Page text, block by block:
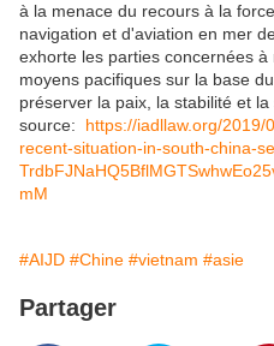
à la menace du recours à la
navigation et d'aviation en mer
exhorte les parties concernées
moyens pacifiques sur la base
préserver la paix, la stabilité et la
source: https://iadllaw.org/
recent-situation-in-south-china-
mM
#AIJD #Chine #vietnam #asie
Partager